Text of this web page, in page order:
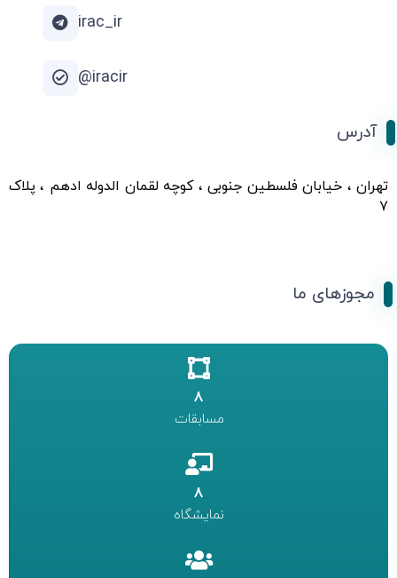
irac_ir
iracir@
آدرس
تهران ، خیابان فلسطین جنوبی ، کوچه لقمان الدوله ادهم ، پلاک
۷
مجوزهای ما
8
مسابقات
8
نمایشگاه